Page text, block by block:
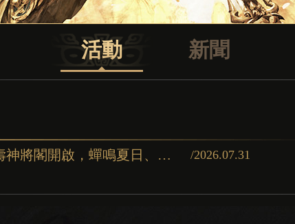
活動 新聞
【#三國殺商城更新】疑伏壽神將閣開啟，蟬鳴夏日、盛夏拾光同步登場！✨激活碼輸入「疑伏壽登場」即可領取 /2026.07.31